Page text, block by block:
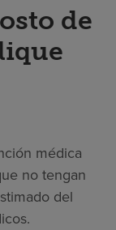
de
médica
no tengan
del